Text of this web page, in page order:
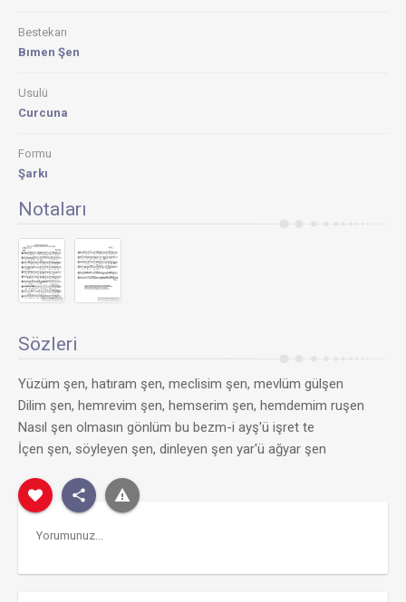
Bestekarı
Bımen Şen
Usulü
Curcuna
Formu
Şarkı
Notaları
Sözleri
Yüzüm şen, hatıram şen, meclisim şen, mevlüm gülşen
Dilim şen, hemrevim şen, hemserim şen, hemdemim ruşen
Nasıl şen olmasın gönlüm bu bezm-i ayş'ü işret te
İçen şen, söyleyen şen, dinleyen şen yar'ü ağyar şen